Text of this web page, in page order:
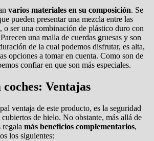
varios materiales en su composición. Se
pueden presentar una mezcla entre las
o ser una combinación de plástico duro con
una malla de cuerdas gruesas y son
de la cual podemos disfrutar, es alta,
opciones a tomar en cuenta. Como son de
confiar en que son más especiales.
Ventajas
ventaja de este producto, es la seguridad
cubiertos de hielo. No obstante, más allá de
regala más beneficios complementarios,
los siguientes: